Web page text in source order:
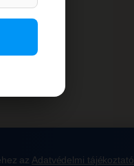
az Adatvédelmi tájékoztató